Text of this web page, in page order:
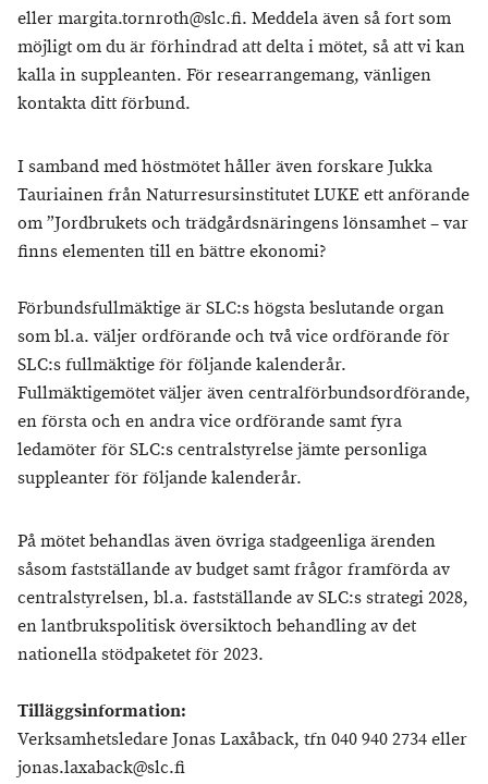
eller margita.tornroth@slc.fi. Meddela även så fort som
möjligt om du är förhindrad att delta i mötet, så att vi kan
kalla in suppleanten. För researrangemang, vänligen
kontakta ditt förbund.
I samband med höstmötet håller även forskare Jukka
Tauriainen från Naturresursinstitutet LUKE ett anförande
om ”Jordbrukets och trädgårdsnäringens lönsamhet – var
finns elementen till en bättre ekonomi?
Förbundsfullmäktige är SLC:s högsta beslutande organ
som bl.a. väljer ordförande och två vice ordförande för
SLC:s fullmäktige för följande kalenderår.
Fullmäktigemötet väljer även centralförbundsordförande,
en första och en andra vice ordförande samt fyra
ledamöter för SLC:s centralstyrelse jämte personliga
suppleanter för följande kalenderår.
På mötet behandlas även övriga stadgeenliga ärenden
såsom fastställande av budget samt frågor framförda av
centralstyrelsen, bl.a. fastställande av SLC:s strategi 2028,
en lantbrukspolitisk översiktoch behandling av det
nationella stödpaketet för 2023.
Tilläggsinformation:
Verksamhetsledare Jonas Laxåback, tfn 040 940 2734 eller
jonas.laxaback@slc.fi